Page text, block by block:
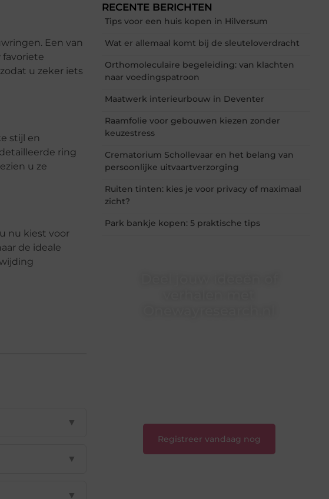
Een van
u zeker iets
stijl en
ring
u ze
nu kiest voor
de ideale
▼
▼
▼
RECENTE BERICHTEN
Tips voor een huis kopen in Hilversum
Wat er allemaal komt bij de sleuteloverdracht
Orthomoleculaire begeleiding: van klachten
naar voedingspatroon
Maatwerk interieurbouw in Deventer
Raamfolie voor gebouwen kiezen zonder
keuzestress
Crematorium Schollevaar en het belang van
persoonlijke uitvaartverzorging
Ruiten tinten: kies je voor privacy of maximaal
zicht?
Park bankje kopen: 5 praktische tips
Registreer vandaag nog